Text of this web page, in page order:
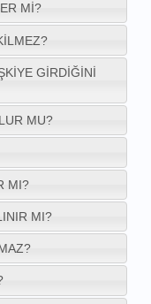
MI?
GIRDIĞINI
MU?
MI?
MI?